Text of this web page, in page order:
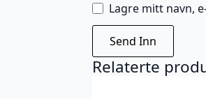
Lagre mitt navn,
Relaterte